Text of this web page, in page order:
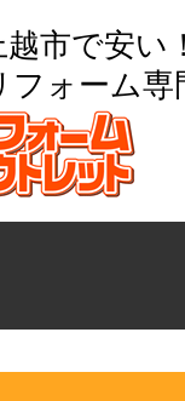
市で安い！
ォーム専